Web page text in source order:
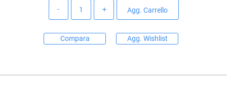
Agg. Carrello
Compara Agg. Wishlist